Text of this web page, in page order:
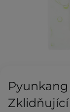
Pyunkang
Zklidňující